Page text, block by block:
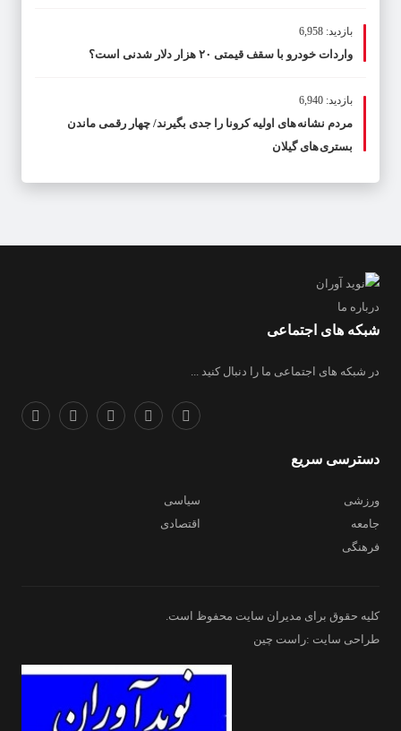
بازدید: 6,958
واردات خودرو با سقف قیمتی ۲۰ هزار دلار شدنی است؟
بازدید: 6,940
مردم نشانه های اولیه کرونا را جدی بگیرند/ چهار رقمی ماندن
بستری های گیلان
درباره ما
شبکه های اجتماعی
در شبکه های اجتماعی ما را دنبال کنید ...
دسترسی سریع
ورزشی
سیاسی
جامعه
اقتصادی
فرهنگی
کلیه حقوق برای مدیران سایت محفوظ است.
طراحی سایت :راست چین